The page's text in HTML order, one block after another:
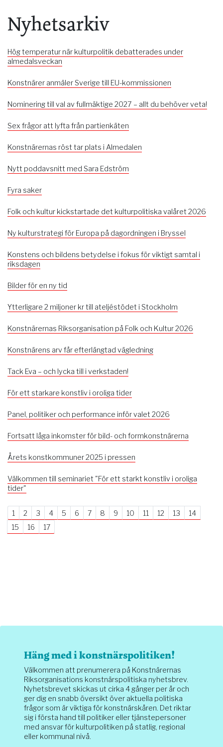
Nyhetsarkiv
Hög temperatur när kulturpolitik debatterades under
almedalsveckan
Konstnärer anmäler Sverige till EU-kommissionen
Nominering till val av fullmäktige 2027 – allt du behöver veta!
Sex frågor att lyfta från partienkäten
Konstnärernas röst tar plats i Almedalen
Nytt poddavsnitt med Sara Edström
Fyra saker
Folk och kultur kickstartade det kulturpolitiska valåret 2026
Ny kulturstrategi för Europa på dagordningen i Bryssel
Konstens och bildens betydelse i fokus för viktigt samtal i
riksdagen
Bilder för en ny tid
Ytterligare 2 miljoner kr till ateljéstödet i Stockholm
Konstnärernas Riksorganisation på Folk och Kultur 2026
Konstnärens arv får efterlängtad vägledning
Tack Eva – och lycka till i verkstaden!
För ett starkare konstliv i oroliga tider
Panel, politiker och performance inför valet 2026
Fortsatt låga inkomster för bild- och formkonstnärerna
Årets konstkommuner 2025 i pressen
Välkommen till seminariet "För ett starkt konstliv i oroliga
tider"
1 2 3 4 5 6 7 8 9 10 11 12 13
14
15
16 17
Häng med i konstnärspolitiken!
Välkommen att prenumerera på Konstnärernas
Riksorganisations konstnärspolitiska nyhetsbrev.
Nyhetsbrevet skickas ut cirka 4 gånger per år och
ger dig en snabb översikt över aktuella politiska
frågor som är viktiga för konstnärskåren. Det riktar
sig i första hand till politiker eller tjänstepersoner
med ansvar för kulturpolitiken på statlig, regional
eller kommunal nivå.